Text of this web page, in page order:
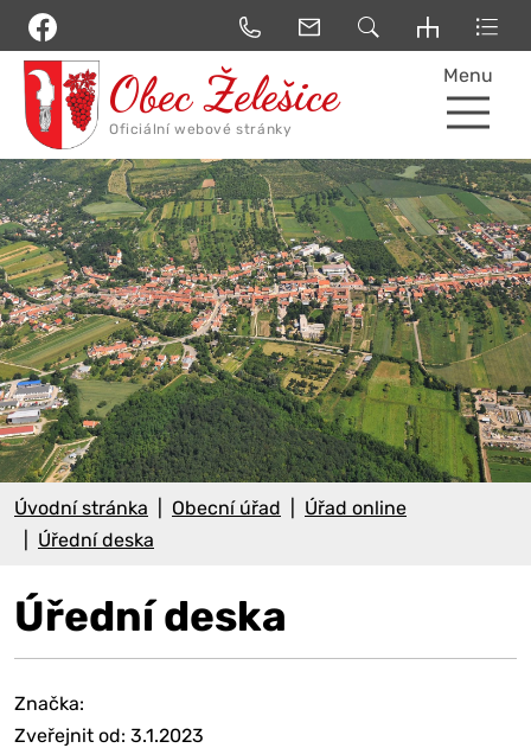
Menu
Úvodní stránka Obecní úřad
Úřad online
Úřední deska
Úřední deska
Značka:
Zveřejnit od: 3.1.2023